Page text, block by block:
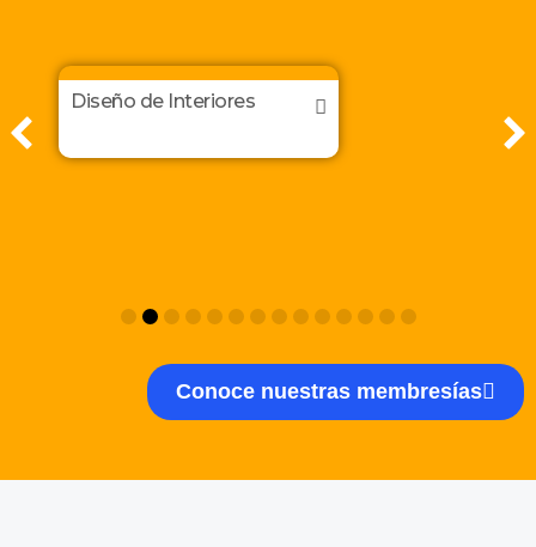
Diseño de Interiores
Conoce nuestras membresías